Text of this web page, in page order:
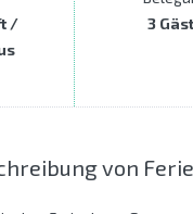
/
3
von